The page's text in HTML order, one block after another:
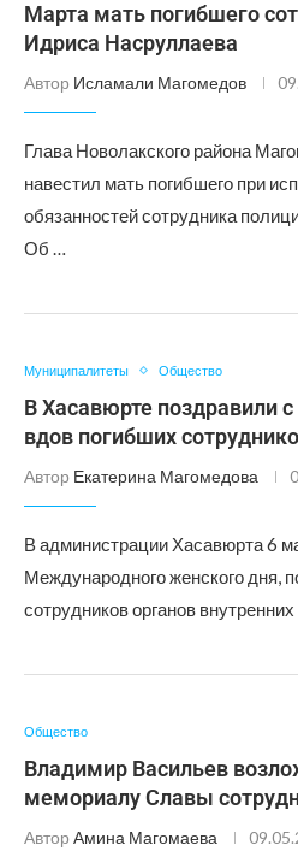
Марта мать погибшего
Идриса Насруллаева
Автор Исламали Магомедов
Глава Новолакского района
навестил мать погибшего при
обязанностей сотрудника
Об …
Муниципалитеты Общество
В Хасавюрте поздравили
вдов погибших
Автор Екатерина Магомедова
В администрации Хасавюрта 6
Международного женского дня,
сотрудников органов
Общество
Владимир Васильев
мемориалу Славы
Автор Амина Магомаева